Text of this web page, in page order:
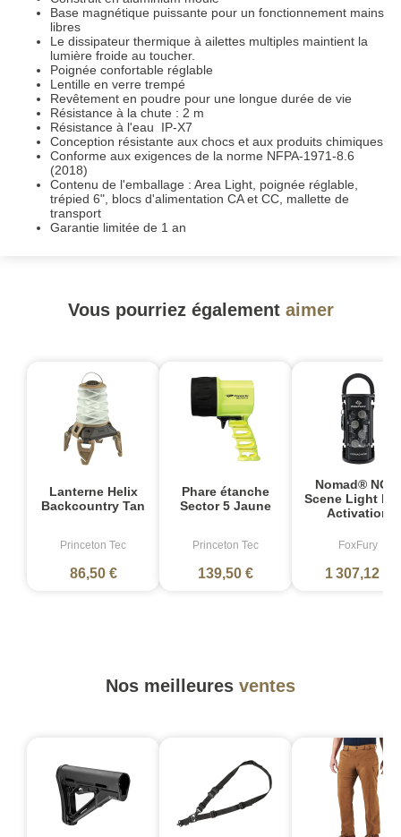
Base magnétique puissante pour un fonctionnement mains
libres
Le dissipateur thermique à ailettes multiples maintient la
lumière froide au toucher.
Poignée confortable réglable
Lentille en verre trempé
Revêtement en poudre pour une longue durée de vie
Résistance à la chute : 2 m
Résistance à l'eau IP-X7
Conception résistante aux chocs et aux produits chimiques
Conforme aux exigences de la norme NFPA-1971-8.6
(2018)
Contenu de l'emballage : Area Light, poignée réglable,
trépied 6", blocs d'alimentation CA et CC, mallette de
transport
Garantie limitée de 1 an
Vous pourriez également aimer
Lanterne Helix
Backcountry Tan
Princeton Tec
86,50 €
Phare étanche
Sector 5 Jaune
Princeton Tec
139,50 €
Nomad® NOW
Scene Light
Activation
FoxFury
1 307,12 €
Nos meilleures ventes